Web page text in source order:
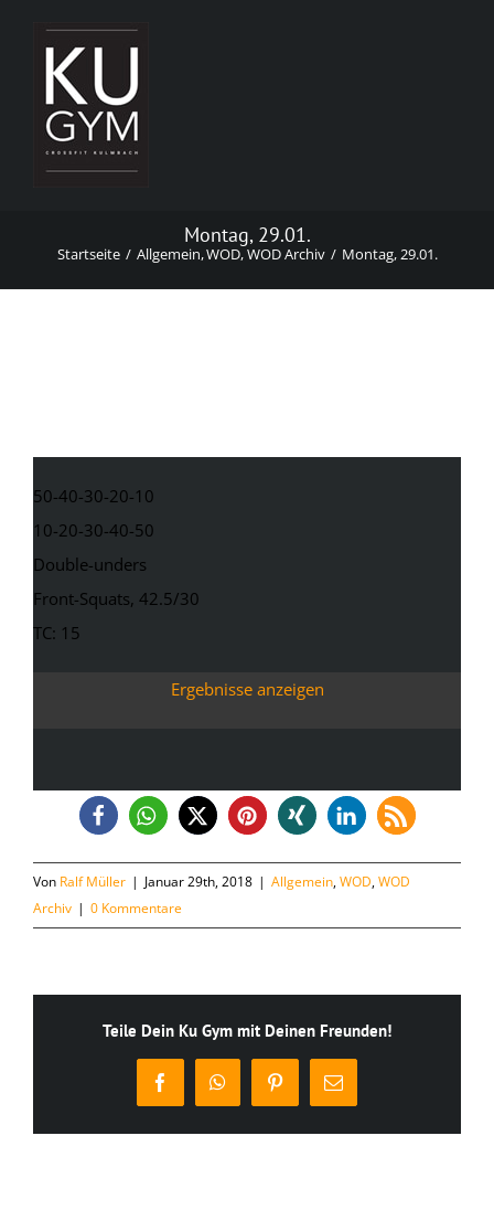
springen
Montag, 29.01.
Startseite Allgemein WOD WOD Archiv Montag, 29.01.
50-40-30-20-10
10-20-30-40-50
Double-unders
Front-Squats, 42.5/30
TC: 15
Ergebnisse anzeigen
Von Ralf Müller | Januar 29th, 2018 | Allgemein,WOD,WOD
Archiv | 0 Kommentare
Teile Dein Ku Gym mit Deinen Freunden!
FacebookWhatsAppPinterest
E-
Mail